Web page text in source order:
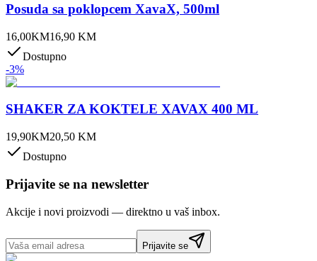
Posuda sa poklopcem XavaX, 500ml
16,00KM16,90 KM
Dostupno
-3%
SHAKER ZA KOKTELE XAVAX 400 ML
19,90KM20,50 KM
Dostupno
Prijavite se na newsletter
Akcije i novi proizvodi — direktno u vaš inbox.
Prijavite se